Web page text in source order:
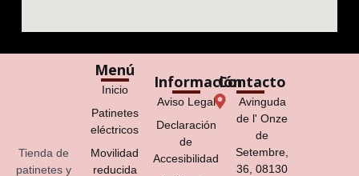
Tienda de
patinetes y
Menú
Inicio
Patinetes
eléctricos
Movilidad
reducida
Información
Aviso Legal
Declaración
de
Accesibilidad
Contacto
Avinguda
de l' Onze
de
Setembre,
36, 08130